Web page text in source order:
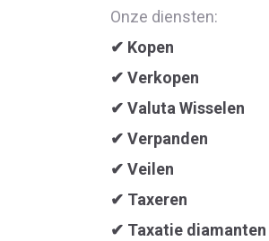
Onze diensten:
✔ Kopen
✔ Verkopen
✔ Valuta Wisselen
✔ Verpanden
✔ Veilen
✔ Taxeren
✔ Taxatie diamanten